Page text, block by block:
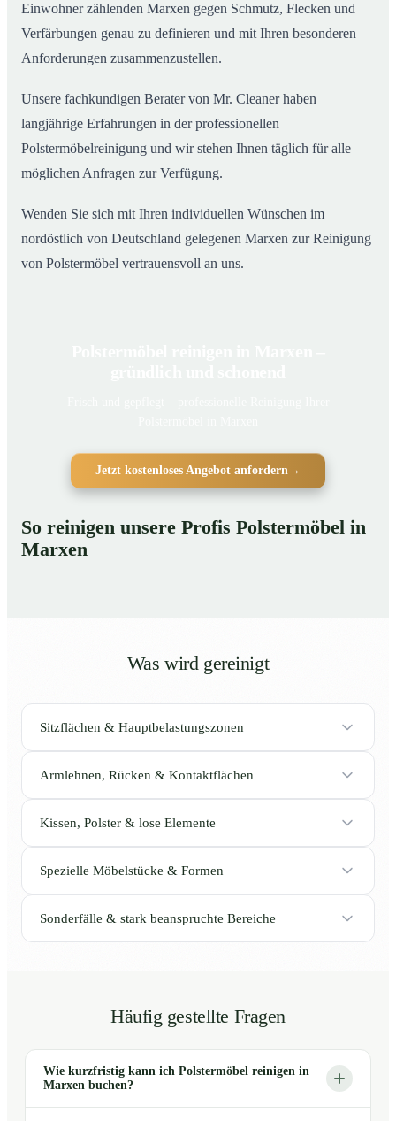
Einwohner zählenden Marxen gegen Schmutz, Flecken und
Verfärbungen genau zu definieren und mit Ihren besonderen
Anforderungen zusammenzustellen.
Unsere fachkundigen Berater von Mr. Cleaner haben
langjährige Erfahrungen in der professionellen
Polstermöbelreinigung und wir stehen Ihnen täglich für alle
möglichen Anfragen zur Verfügung.
Wenden Sie sich mit Ihren individuellen Wünschen im
nordöstlich von Deutschland gelegenen Marxen zur Reinigung
von Polstermöbel vertrauensvoll an uns.
Jetzt kostenloses Angebot anfordern→
So reinigen unsere Profis Polstermöbel in
Marxen
Was wird gereinigt
Sitzflächen & Hauptbelastungszonen
Armlehnen, Rücken & Kontaktflächen
Kissen, Polster & lose Elemente
Spezielle Möbelstücke & Formen
Sonderfälle & stark beanspruchte Bereiche
Häufig gestellte Fragen
Wie kurzfristig kann ich Polstermöbel reinigen in
Marxen buchen?